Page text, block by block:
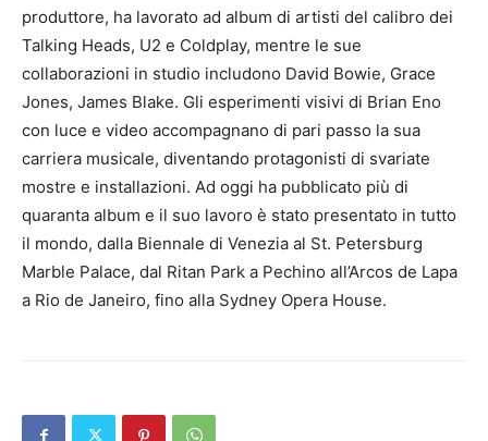
produttore, ha lavorato ad album di artisti del calibro dei
Talking Heads, U2 e Coldplay, mentre le sue
collaborazioni in studio includono David Bowie, Grace
Jones, James Blake. Gli esperimenti visivi di Brian Eno
con luce e video accompagnano di pari passo la sua
carriera musicale, diventando protagonisti di svariate
mostre e installazioni. Ad oggi ha pubblicato più di
quaranta album e il suo lavoro è stato presentato in tutto
il mondo, dalla Biennale di Venezia al St. Petersburg
Marble Palace, dal Ritan Park a Pechino all’Arcos de Lapa
a Rio de Janeiro, fino alla Sydney Opera House.